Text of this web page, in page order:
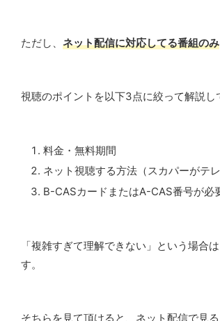
ただし、 ネット配信に対応してる番組のみ
視聴のポイントを以下3点に絞って解説し
料金・無料期間
ネット視聴する方法（スカパーがテ
B-CASカードまたはA-CAS番号が必
「複雑すぎて理解できない」という場合は
す。
そちらを見て頂けると、ネット配信で見る